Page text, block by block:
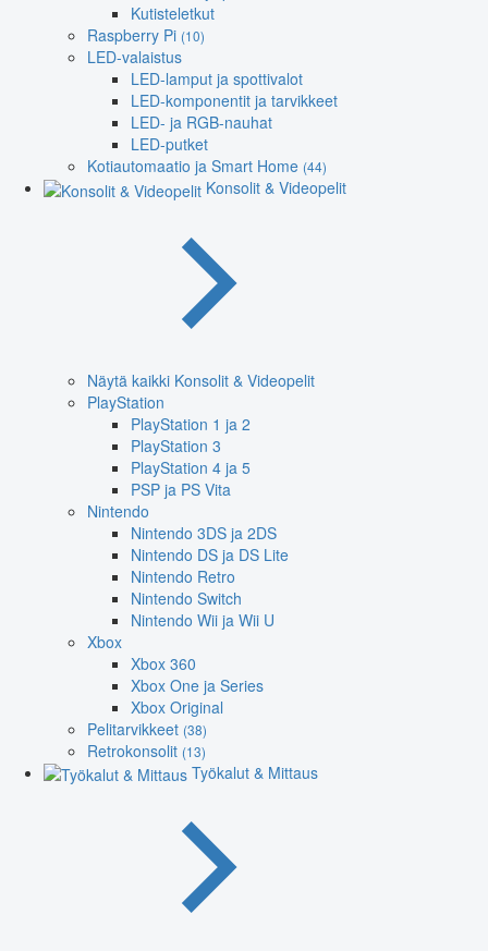
Kutisteletkut
Raspberry Pi (10)
LED-valaistus
LED-lamput ja spottivalot
LED-komponentit ja tarvikkeet
LED- ja RGB-nauhat
LED-putket
Kotiautomaatio ja Smart Home (44)
Konsolit & Videopelit
Näytä kaikki Konsolit & Videopelit
PlayStation
PlayStation 1 ja 2
PlayStation 3
PlayStation 4 ja 5
PSP ja PS Vita
Nintendo
Nintendo 3DS ja 2DS
Nintendo DS ja DS Lite
Nintendo Retro
Nintendo Switch
Nintendo Wii ja Wii U
Xbox
Xbox 360
Xbox One ja Series
Xbox Original
Pelitarvikkeet (38)
Retrokonsolit (13)
Työkalut & Mittaus